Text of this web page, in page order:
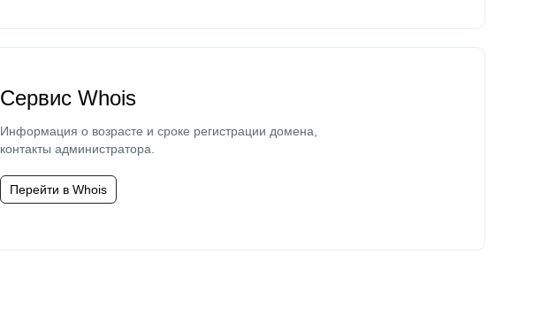
Сервис Whois
Информация о возрасте и сроке регистрации домена,
контакты администратора.
Перейти в Whois